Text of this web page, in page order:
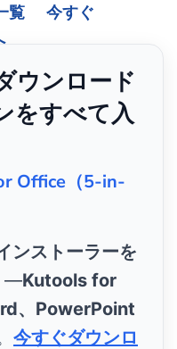
覧
今すぐ
ウンロード
をすべて入
Office（5-in-
ンストーラーを
―Kutools for
、PowerPoint
今すぐダウンロ